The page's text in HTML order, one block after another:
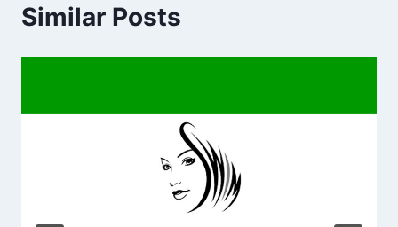
Similar Posts